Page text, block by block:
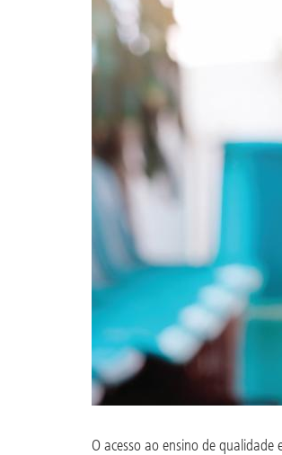
O acesso ao ensino de